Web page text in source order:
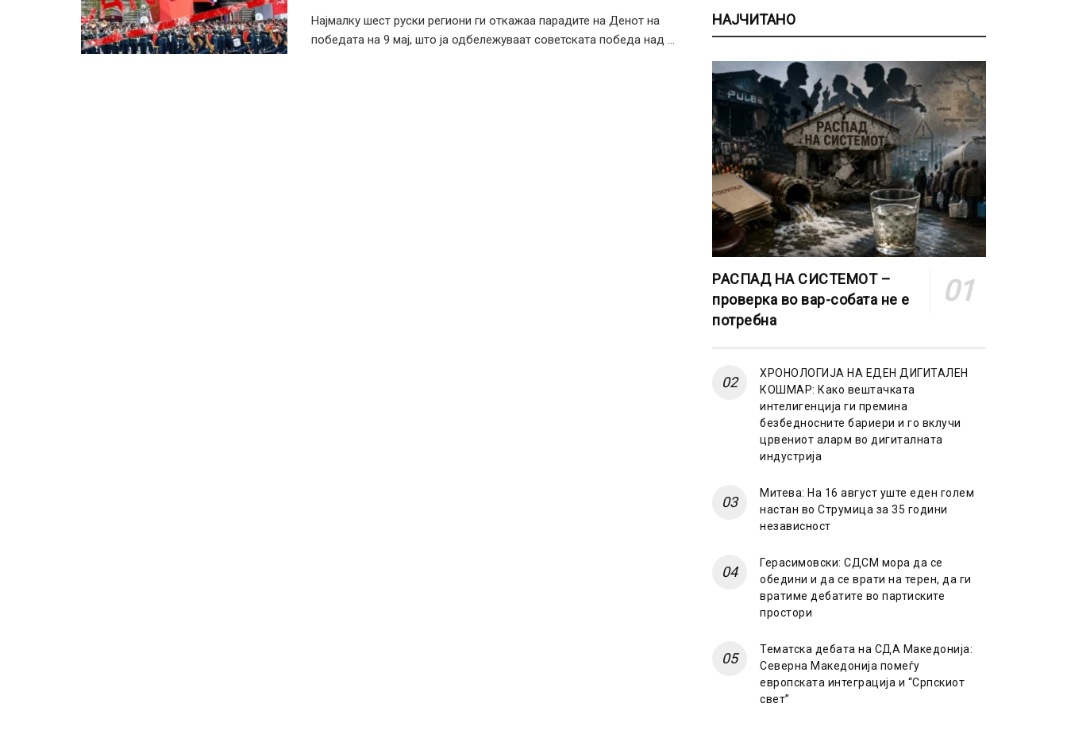
Најмалку шест руски региони ги откажаа парадите на Денот на
победата на 9 мај, што ја одбележуваат советската победа над ...
НАЈЧИТАНО
РАСПАД НА СИСТЕМОТ –
проверка во вар-собата не е
потребна
ХРОНОЛОГИЈА НА ЕДЕН ДИГИТАЛЕН
КОШМАР: Како вештачката
интелигенција ги премина
безбедносните бариери и го вклучи
црвениот аларм во дигиталната
индустрија
Митева: На 16 август уште еден голем
настан во Струмица за 35 години
независност
Герасимовски: СДСМ мора да се
обедини и да се врати на терен, да ги
вратиме дебатите во партиските
простори
Тематска дебата на СДА Македонија:
Северна Македонија помеѓу
европската интеграција и “Српскиот
свет”